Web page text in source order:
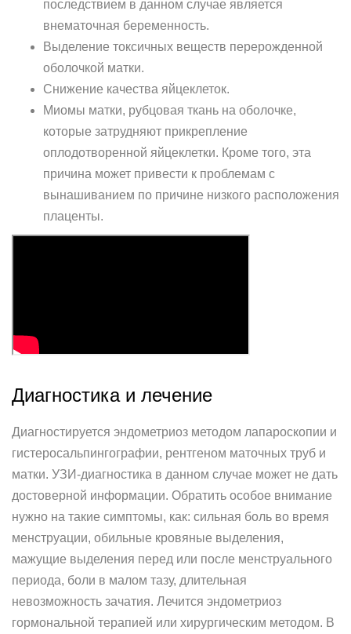
последствием в данном случае является
внематочная беременность.
Выделение токсичных веществ перерожденной
оболочкой матки.
Снижение качества яйцеклеток.
Миомы матки, рубцовая ткань на оболочке,
которые затрудняют прикрепление
оплодотворенной яйцеклетки. Кроме того, эта
причина может привести к проблемам с
вынашиванием по причине низкого расположения
плаценты.
Диагностика и лечение
Диагностируется эндометриоз методом лапароскопии и
гистеросальпингографии, рентгеном маточных труб и
матки. УЗИ-диагностика в данном случае может не дать
достоверной информации. Обратить особое внимание
нужно на такие симптомы, как: сильная боль во время
менструации, обильные кровяные выделения,
мажущие выделения перед или после менструального
периода, боли в малом тазу, длительная
невозможность зачатия. Лечится эндометриоз
гормональной терапией или хирургическим методом. В